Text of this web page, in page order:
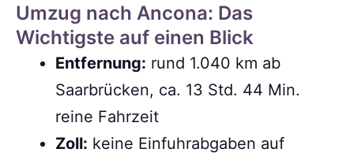
Umzug nach Ancona: Das
Wichtigste auf einen Blick
Entfernung: rund 1.040 km ab
Saarbrücken, ca. 13 Std. 44 Min.
reine Fahrzeit
Zoll: keine Einfuhrabgaben auf